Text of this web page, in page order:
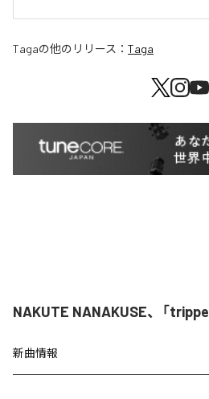
Tagaの他のリリース： Taga
NAKUTE NANAKUSE、「
新曲情報